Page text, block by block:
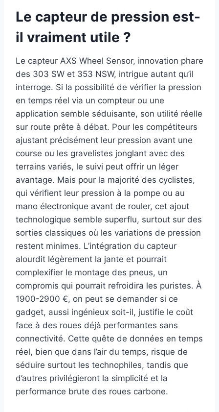
Le capteur de pression est-
il vraiment utile ?
Le capteur AXS Wheel Sensor, innovation phare
des 303 SW et 353 NSW, intrigue autant qu’il
interroge. Si la possibilité de vérifier la pression
en temps réel via un compteur ou une
application semble séduisante, son utilité réelle
sur route prête à débat. Pour les compétiteurs
ajustant précisément leur pression avant une
course ou les gravelistes jonglant avec des
terrains variés, le suivi peut offrir un léger
avantage. Mais pour la majorité des cyclistes,
qui vérifient leur pression à la pompe ou au
mano électronique avant de rouler, cet ajout
technologique semble superflu, surtout sur des
sorties classiques où les variations de pression
restent minimes. L’intégration du capteur
alourdit légèrement la jante et pourrait
complexifier le montage des pneus, un
compromis qui pourrait refroidira les puristes. À
1900-2900 €, on peut se demander si ce
gadget, aussi ingénieux soit-il, justifie le coût
face à des roues déjà performantes sans
connectivité. Cette quête de données en temps
réel, bien que dans l’air du temps, risque de
séduire surtout les technophiles, tandis que
d’autres privilégieront la simplicité et la
performance brute des roues carbone.